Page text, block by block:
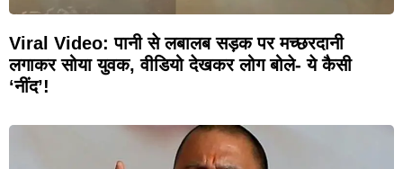
Viral Video: पानी से लबालब सड़क पर मच्छरदानी
लगाकर सोया युवक, वीडियो देखकर लोग बोले- ये कैसी
‘नींद’!